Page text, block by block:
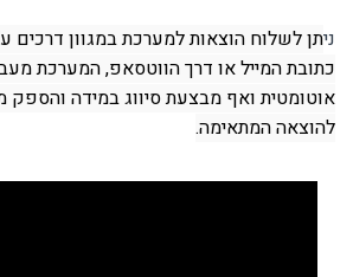
ניתן לשלוח הוצאות למערכת במגוון דרכים
כתובת המייל או דרך הווטסאפ, המערכת
אוטומטית ואף מבצעת סיווג במידה והספק
להוצאה המתאימה.